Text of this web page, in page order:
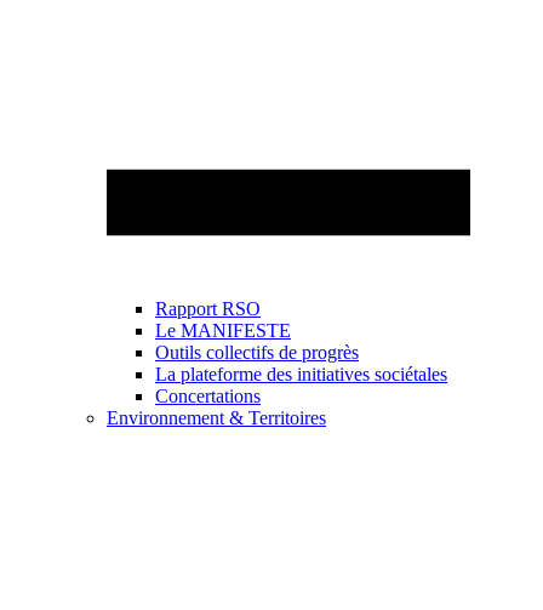
Rapport RSO
Le MANIFESTE
Outils collectifs de progrès
La plateforme des initiatives sociétales
Concertations
Environnement & Territoires